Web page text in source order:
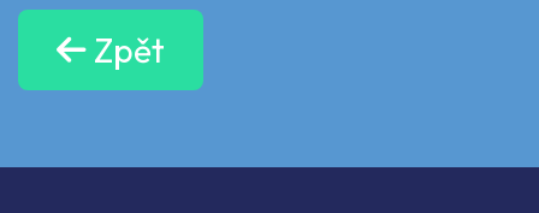
Zpět